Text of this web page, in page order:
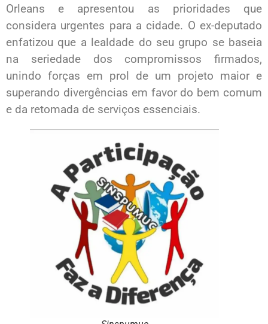
Orleans e apresentou as prioridades que
considera urgentes para a cidade. O ex-deputado
enfatizou que a lealdade do seu grupo se baseia
na seriedade dos compromissos firmados,
unindo forças em prol de um projeto maior e
superando divergências em favor do bem comum
e da retomada de serviços essenciais.